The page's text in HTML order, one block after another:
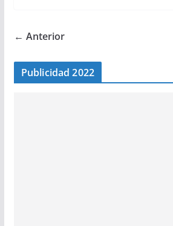
← Anterior
Publicidad 2022